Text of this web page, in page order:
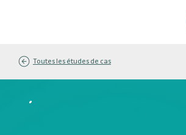
Toutes les études de cas